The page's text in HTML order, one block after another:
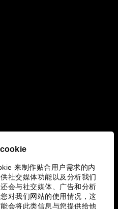
来制作贴合用户需求的内
社交媒体功能以及分析我们
会与社交媒体、广告和分析
对我们网站的使用情况，这
会将此类信息与您提供给他